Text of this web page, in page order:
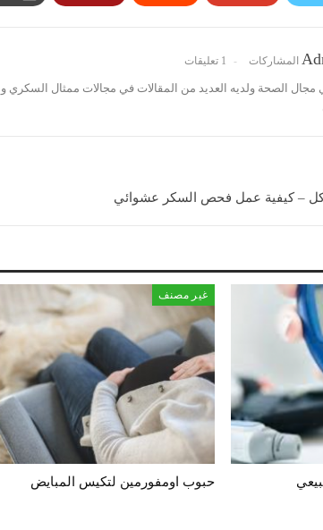
1 تعليقات
الصحة ولديه العديد من المقالات في مجالات ممثال السكري
– كيفية عمل فحص السكر عشوائي
غير مصنف
حبوب اومفورمين لتكيس المبايض